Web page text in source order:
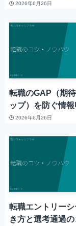
2026年6月26日
転職のGAP（期
ップ）を防ぐ情
2026年6月26日
転職エントリー
き方と選考通過の